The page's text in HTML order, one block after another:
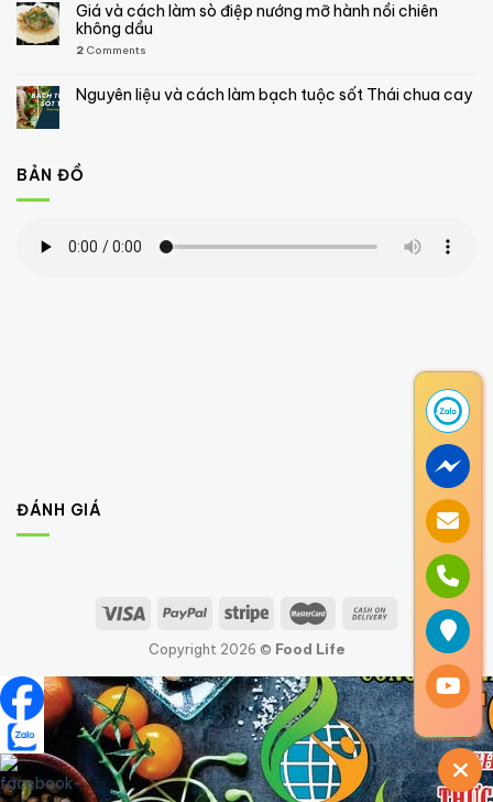
Giá và cách làm sò điệp nướng mỡ hành nồi chiên
không dầu
2 Comments
Nguyên liệu và cách làm bạch tuộc sốt Thái chua cay
BẢN ĐỒ
ĐÁNH GIÁ
Copyright 2026 © Food Life